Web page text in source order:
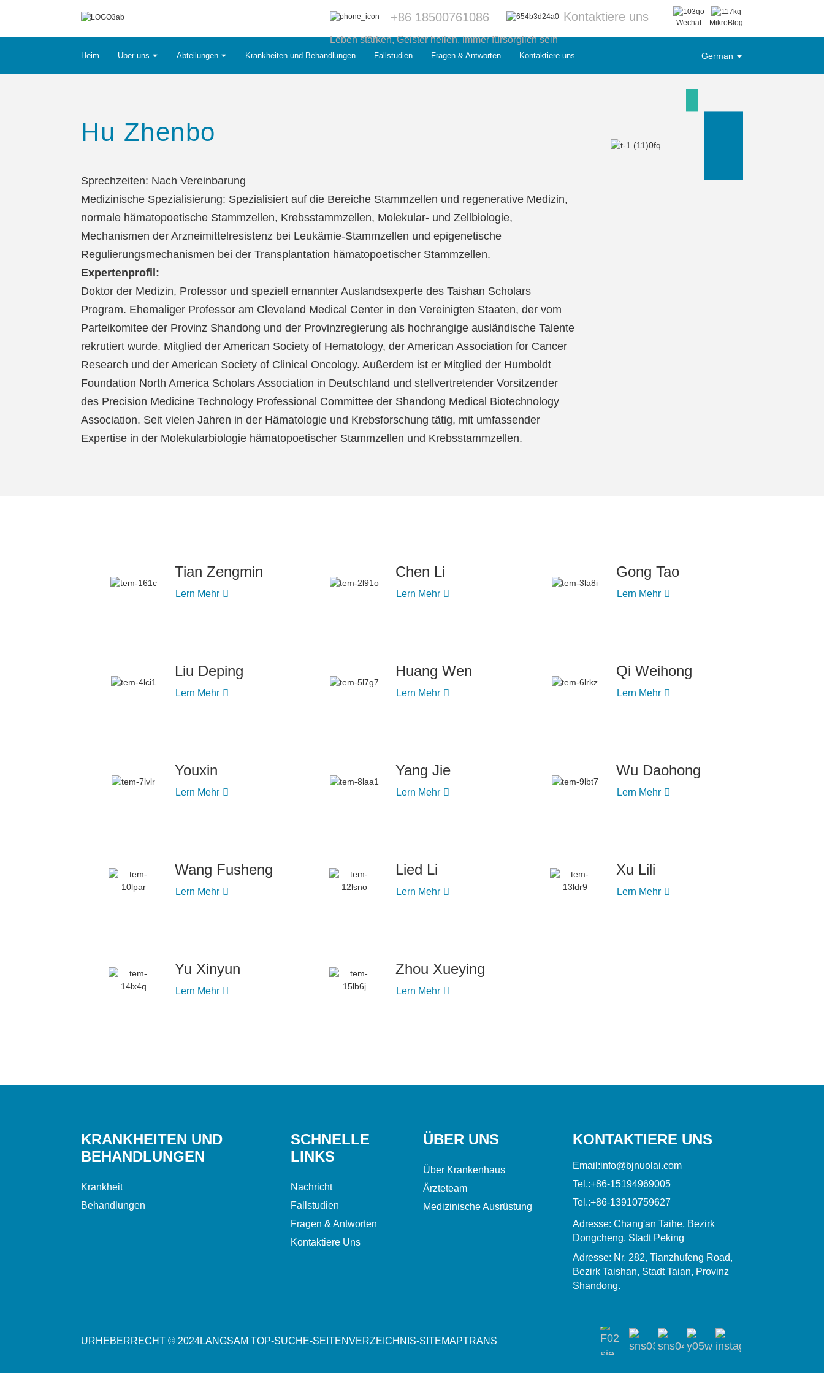
+86 18500761086 Kontaktiere uns Wechat MikroBlog
Leben stärken, Geister heilen, immer fürsorglich sein
Heim Über uns Abteilungen Krankheiten und Behandlungen Fallstudien Fragen & Antworten Kontaktiere uns German
Hu Zhenbo
Sprechzeiten: Nach Vereinbarung
Medizinische Spezialisierung: Spezialisiert auf die Bereiche Stammzellen und regenerative Medizin,
normale hämatopoetische Stammzellen, Krebsstammzellen, Molekular- und Zellbiologie,
Mechanismen der Arzneimittelresistenz bei Leukämie-Stammzellen und epigenetische
Regulierungsmechanismen bei der Transplantation hämatopoetischer Stammzellen.
Expertenprofil:
Doktor der Medizin, Professor und speziell ernannter Auslandsexperte des Taishan Scholars
Program. Ehemaliger Professor am Cleveland Medical Center in den Vereinigten Staaten, der vom
Parteikomitee der Provinz Shandong und der Provinzregierung als hochrangige ausländische Talente
rekrutiert wurde. Mitglied der American Society of Hematology, der American Association for Cancer
Research und der American Society of Clinical Oncology. Außerdem ist er Mitglied der Humboldt
Foundation North America Scholars Association in Deutschland und stellvertretender Vorsitzender
des Precision Medicine Technology Professional Committee der Shandong Medical Biotechnology
Association. Seit vielen Jahren in der Hämatologie und Krebsforschung tätig, mit umfassender
Expertise in der Molekularbiologie hämatopoetischer Stammzellen und Krebsstammzellen.
Tian Zengmin
Lern Mehr
Chen Li
Lern Mehr
Gong Tao
Lern Mehr
Liu Deping
Lern Mehr
Huang Wen
Lern Mehr
Qi Weihong
Lern Mehr
Youxin
Lern Mehr
Yang Jie
Lern Mehr
Wu Daohong
Lern Mehr
Wang Fusheng
Lern Mehr
Lied Li
Lern Mehr
Xu Lili
Lern Mehr
Yu Xinyun
Lern Mehr
Zhou Xueying
Lern Mehr
KRANKHEITEN UND
BEHANDLUNGEN
Krankheit
Behandlungen
SCHNELLE
LINKS
Nachricht
Fallstudien
Fragen & Antworten
Kontaktiere Uns
ÜBER UNS
Über Krankenhaus
Ärzteteam
Medizinische Ausrüstung
KONTAKTIERE UNS
Email:info@bjnuolai.com
Tel.:+86-15194969005
Tel.:+86-13910759627
Adresse: Chang'an Taihe, Bezirk
Dongcheng, Stadt Peking
Adresse: Nr. 282, Tianzhufeng Road,
Bezirk Taishan, Stadt Taian, Provinz
Shandong.
URHEBERRECHT © 2024LANGSAM TOP-SUCHE-SEITENVERZEICHNIS-SITEMAPTRANS